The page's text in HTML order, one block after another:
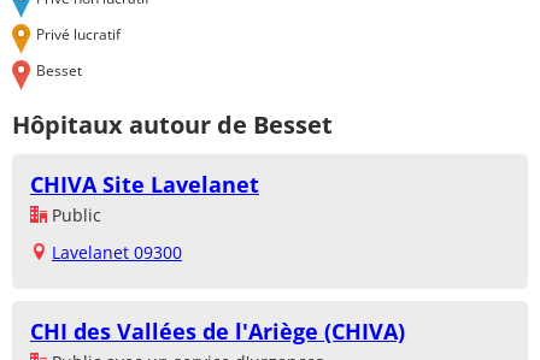
Privé lucratif
Besset
Hôpitaux autour de Besset
CHIVA Site Lavelanet
Public
Lavelanet 09300
CHI des Vallées de l'Ariège (CHIVA)